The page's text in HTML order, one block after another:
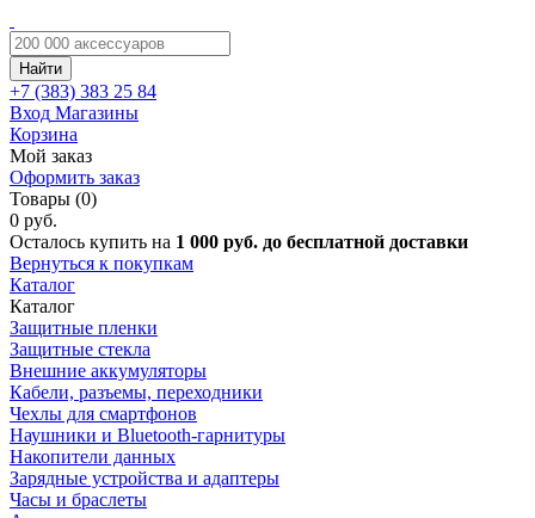
Найти
+7 (383) 383 25 84
Вход Магазины
Корзина
Мой заказ
Оформить заказ
Товары (0)
0 руб.
Осталось купить на 1 000 руб. до бесплатной доставки
Вернуться к покупкам
Каталог
Каталог
Защитные пленки
Защитные стекла
Внешние аккумуляторы
Кабели, разъемы, переходники
Чехлы для смартфонов
Наушники и Bluetooth-гарнитуры
Накопители данных
Зарядные устройства и адаптеры
Часы и браслеты